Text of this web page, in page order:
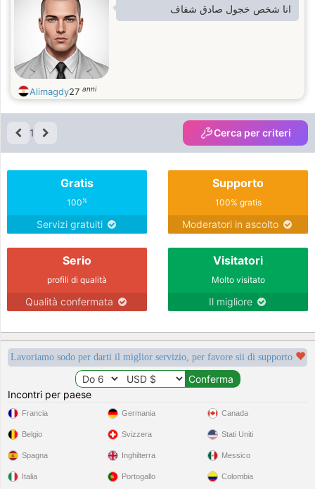
انا شخص خجول صادق شفاف
Alimagdy27 anni
1 Cerca per criteri
Gratis
100%
Servizi gratuiti
Supporto
100% gratis
Moderatori in ascolto
Serio
profili di qualità
Qualità confermata
Visitatori
Molto visitato
Il migliore
Lavoriamo sodo per darti il miglior servizio, per favore sii di supporto
Incontri per paese
Francia
Belgio
Spagna
Italia
Germania
Svizzera
Inghilterra
Portogallo
Canada
Stati Uniti
Messico
Colombia